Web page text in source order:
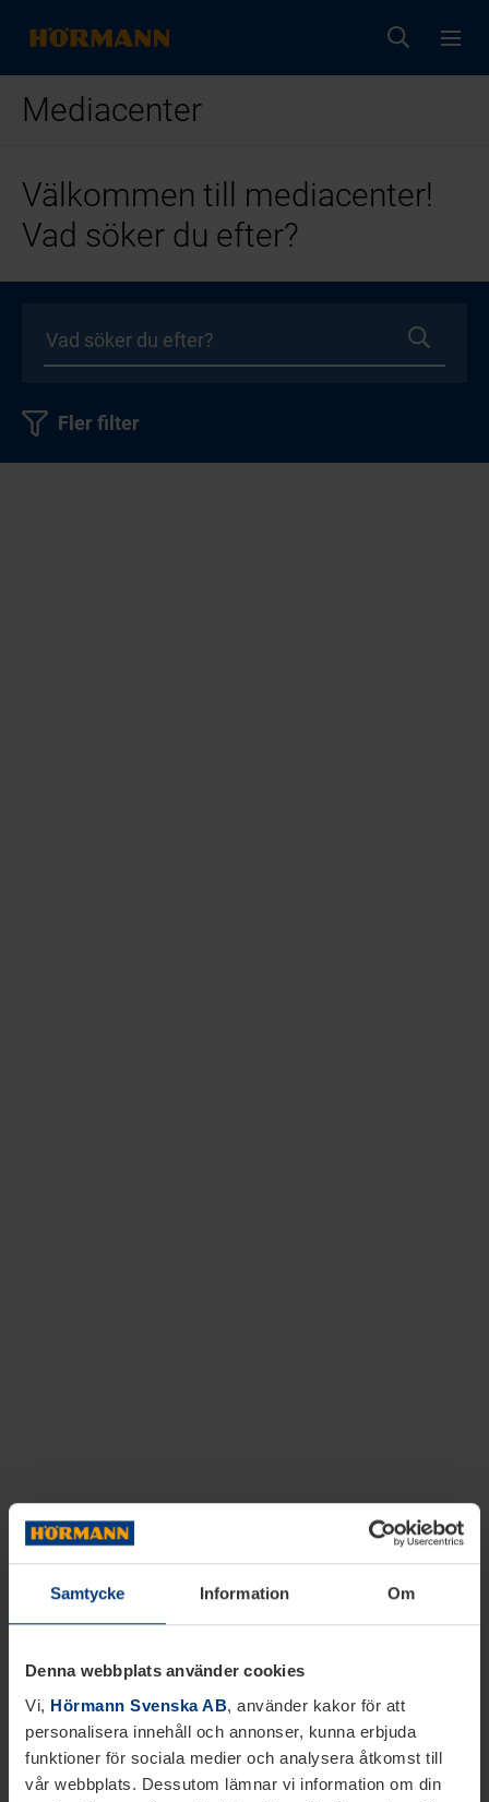
Samtycke Information Om
Denna webbplats använder cookies
Vi, Hörmann Svenska AB, använder kakor för att
personalisera innehåll och annonser, kunna erbjuda
funktioner för sociala medier och analysera åtkomst till
vår webbplats. Dessutom lämnar vi information om din
Mediacenter
Välkommen till mediacenter!
Vad söker du efter?
Fler filter